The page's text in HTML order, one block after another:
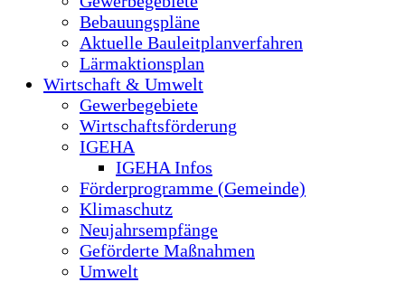
Bebauungspläne
Aktuelle Bauleitplanverfahren
Lärmaktionsplan
Wirtschaft & Umwelt
Gewerbegebiete
Wirtschaftsförderung
IGEHA
IGEHA Infos
Förderprogramme (Gemeinde)
Klimaschutz
Neujahrsempfänge
Geförderte Maßnahmen
Umwelt